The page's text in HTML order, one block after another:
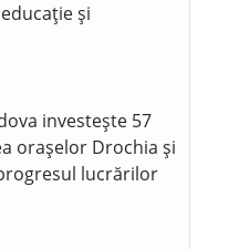
și
investește 57
orașelor Drochia și
lucrărilor